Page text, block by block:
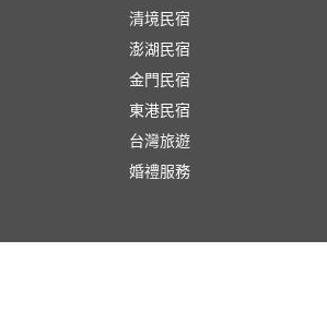
清境民宿
澎湖民宿
金門民宿
東港民宿
台灣旅遊
婚禮服務